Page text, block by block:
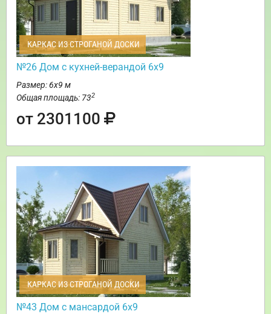
КАРКАС ИЗ СТРОГАНОЙ ДОСКИ
№26 Дом с кухней-верандой 6х9
Размер: 6х9 м
Общая площадь: 732
от 2301100
КАРКАС ИЗ СТРОГАНОЙ ДОСКИ
№43 Дом с мансардой 6х9